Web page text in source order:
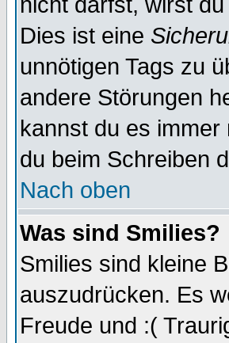
Dies ist eine
unnötigen Tags zu
andere Störungen
kannst du es
du beim Schreiben
Nach oben
Was sind Smilies?
Smilies sind kleine
auszudrücken. Es
Freude und :(